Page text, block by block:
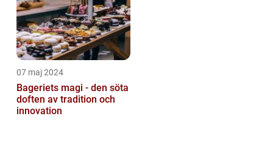
07 maj 2024
Bageriets magi - den söta
doften av tradition och
innovation